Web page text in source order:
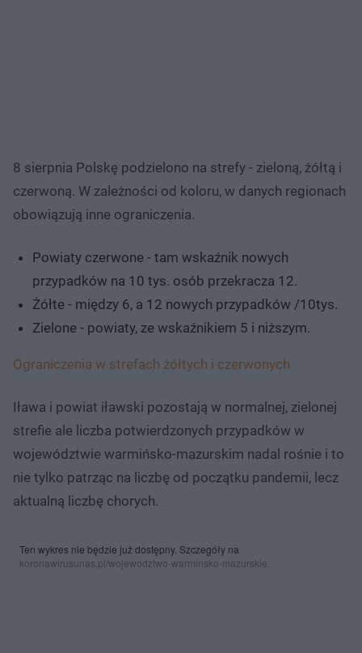
8 sierpnia Polskę podzielono na strefy - zieloną, żółtą i
czerwoną. W zależności od koloru, w danych regionach
obowiązują inne ograniczenia.
Powiaty czerwone - tam wskaźnik nowych
przypadków na 10 tys. osób przekracza 12.
Żółte - między 6, a 12 nowych przypadków /10tys.
Zielone - powiaty, ze wskaźnikiem 5 i niższym.
Ograniczenia w strefach żółtych i czerwonych
Iława i powiat iławski pozostają w normalnej, zielonej
strefie ale liczba potwierdzonych przypadków w
województwie warmińsko-mazurskim nadal rośnie i to
nie tylko patrząc na liczbę od początku pandemii, lecz
aktualną liczbę chorych.